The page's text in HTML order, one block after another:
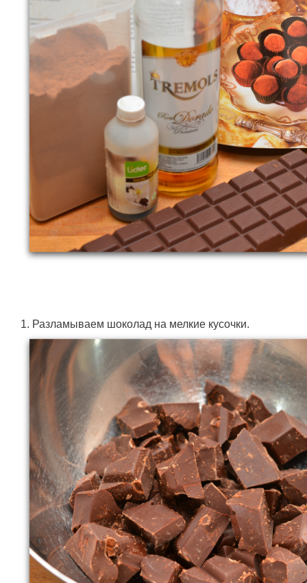
1. Разламываем шоколад на мелкие кусочки.